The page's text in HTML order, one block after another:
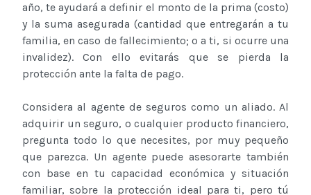
año, te ayudará a definir el monto de la prima (costo)
y la suma asegurada (cantidad que entregarán a tu
familia, en caso de fallecimiento; o a ti, si ocurre una
invalidez). Con ello evitarás que se pierda la
protección ante la falta de pago.
Considera al agente de seguros como un aliado. Al
adquirir un seguro, o cualquier producto financiero,
pregunta todo lo que necesites, por muy pequeño
que parezca. Un agente puede asesorarte también
con base en tu capacidad económica y situación
familiar, sobre la protección ideal para ti, pero tú